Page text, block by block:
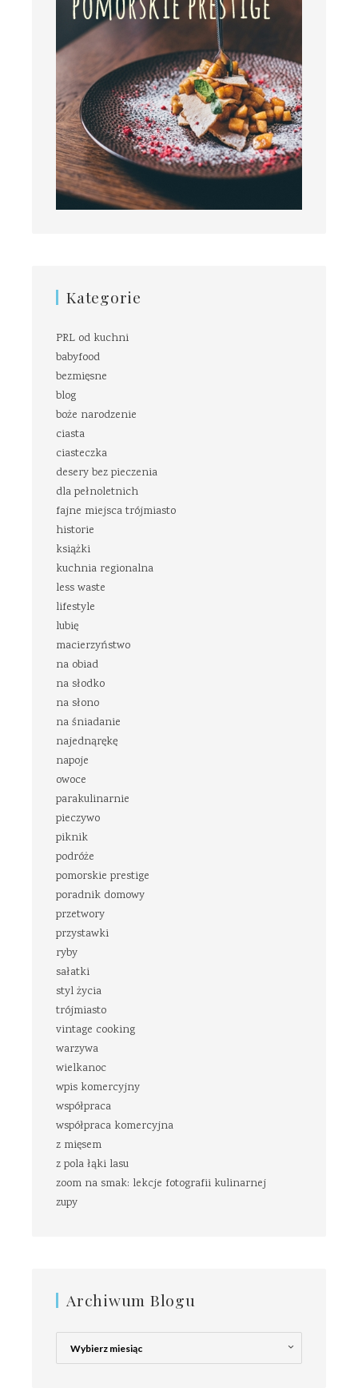
Kategorie
PRL od kuchni
babyfood
bezmięsne
blog
boże narodzenie
ciasta
ciasteczka
desery bez pieczenia
dla pełnoletnich
fajne miejsca trójmiasto
historie
książki
kuchnia regionalna
less waste
lifestyle
lubię
macierzyństwo
na obiad
na słodko
na słono
na śniadanie
najednąrękę
napoje
owoce
parakulinarnie
pieczywo
piknik
podróże
pomorskie prestige
poradnik domowy
przetwory
przystawki
ryby
sałatki
styl życia
trójmiasto
vintage cooking
warzywa
wielkanoc
wpis komercyjny
współpraca
współpraca komercyjna
z mięsem
z pola łąki lasu
zoom na smak: lekcje fotografii kulinarnej
zupy
Archiwum Blogu
Archiwum
Blogu